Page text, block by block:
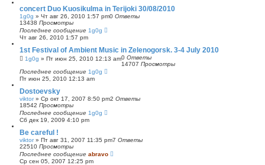
concert Duo Kuosikulma in Terijoki 30/08/2010
1g0g » Чт авг 26, 2010 1:57 pm0 Ответы
13438 Просмотры
Последнее сообщение 1g0g
Чт авг 26, 2010 1:57 pm
1st Festival of Ambient Music in Zelenogorsk. 3-4 July 2010
1g0g » Пт июн 25, 2010 12:13 am0 Ответы
14707 Просмотры
Последнее сообщение 1g0g
Пт июн 25, 2010 12:13 am
Dostoevsky
viktor» Ср окт 17, 2007 8:50 pm2 Ответы
18542 Просмотры
Последнее сообщение 1g0g
Сб дек 19, 2009 4:10 pm
Be careful !
viktor» Пт авг 31, 2007 11:35 pm7 Ответы
22510 Просмотры
Последнее сообщение abravo
Ср сен 05, 2007 12:25 pm